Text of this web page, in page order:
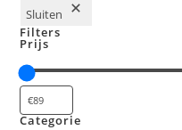
Sluiten
Filters
Prijs
Categorie